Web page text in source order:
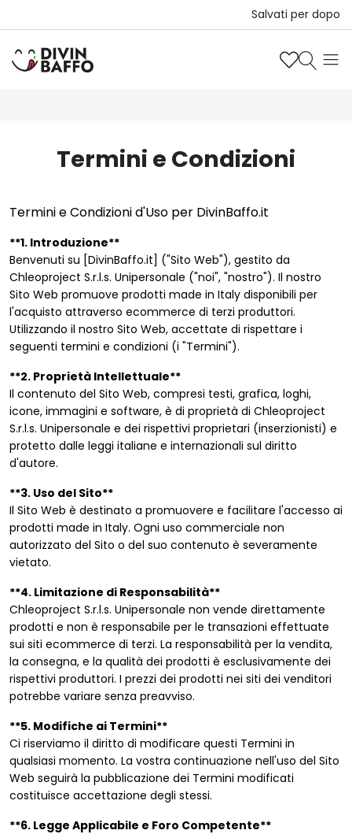
Salvati per dopo
Termini e Condizioni
Termini e Condizioni d'Uso per DivinBaffo.it
**1. Introduzione**
Benvenuti su [DivinBaffo.it] ("Sito Web"), gestito da
Chleoproject S.r.l.s. Unipersonale ("noi", "nostro"). Il nostro
Sito Web promuove prodotti made in Italy disponibili per
l'acquisto attraverso ecommerce di terzi produttori.
Utilizzando il nostro Sito Web, accettate di rispettare i
seguenti termini e condizioni (i "Termini").
**2. Proprietà Intellettuale**
Il contenuto del Sito Web, compresi testi, grafica, loghi,
icone, immagini e software, è di proprietà di Chleoproject
S.r.l.s. Unipersonale e dei rispettivi proprietari (inserzionisti) e
protetto dalle leggi italiane e internazionali sul diritto
d'autore.
**3. Uso del Sito**
Il Sito Web è destinato a promuovere e facilitare l'accesso ai
prodotti made in Italy. Ogni uso commerciale non
autorizzato del Sito o del suo contenuto è severamente
vietato.
**4. Limitazione di Responsabilità**
Chleoproject S.r.l.s. Unipersonale non vende direttamente
prodotti e non è responsabile per le transazioni effettuate
sui siti ecommerce di terzi. La responsabilità per la vendita,
la consegna, e la qualità dei prodotti è esclusivamente dei
rispettivi produttori. I prezzi dei prodotti nei siti dei venditori
potrebbe variare senza preavviso.
**5. Modifiche ai Termini**
Ci riserviamo il diritto di modificare questi Termini in
qualsiasi momento. La vostra continuazione nell'uso del Sito
Web seguirà la pubblicazione dei Termini modificati
costituisce accettazione degli stessi.
**6. Legge Applicabile e Foro Competente**